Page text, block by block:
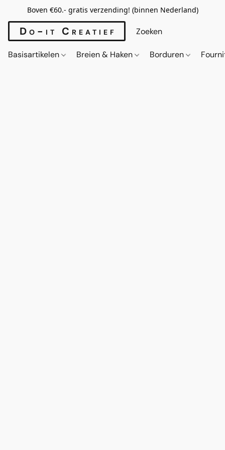
Boven €60.- gratis verzending! (binnen Nederland)
Do-it Creatief
Basisartikelen Breien & Haken Borduren